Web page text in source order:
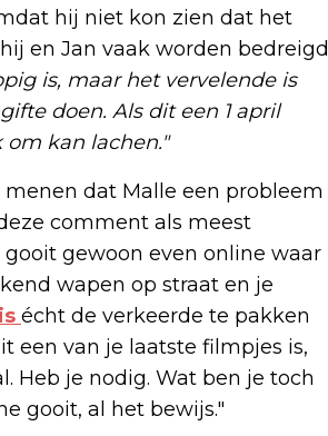
hij niet kon zien dat het
en Jan vaak worden bedreigd
is, maar het vervelende is
doen. Als dit een 1 april
om kan lachen."
dat Malle een probleem
comment als meest
gewoon even online waar
wapen op straat en je
écht de verkeerde te pakken
een van je laatste filmpjes is,
Heb je nodig. Wat ben je toch
gooit, al het bewijs."